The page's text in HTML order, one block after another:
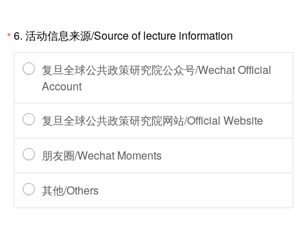
*6. 活动信息来源/Source of lecture information
复旦全球公共政策研究院公众号/Wechat Official
Account
复旦全球公共政策研究院网站/Official Website
朋友圈/Wechat Moments
其他/Others